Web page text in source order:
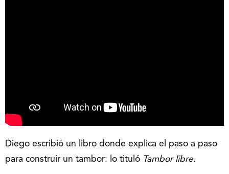
Diego escribió un libro donde explica el paso a paso
para construir un tambor: lo tituló Tambor libre.